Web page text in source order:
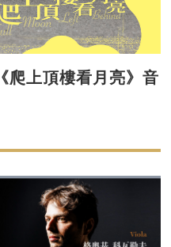
爬上頂樓看月亮》音